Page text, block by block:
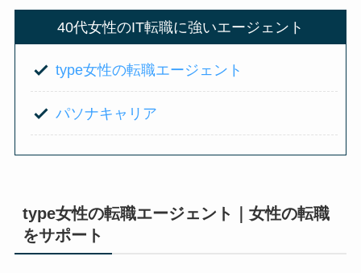
40代女性のIT転職に強いエージェント
type女性の転職エージェント
パソナキャリア
type女性の転職エージェント｜女性の転職
をサポート